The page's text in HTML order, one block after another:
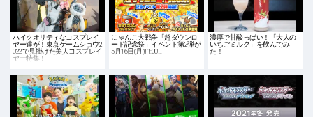
ハイクオリティなコスプレイ
ヤー達が！東京ゲームショウ2
022で見掛けた美人コスプレイ
ヤー特集！
にゃんこ大戦争「超ダウンロ
ード記念祭」イベント第2弾が
5月16日(月)11:00…
濃厚で甘酸っぱい！「大人の
いちごミルク」を飲んでみ
た！